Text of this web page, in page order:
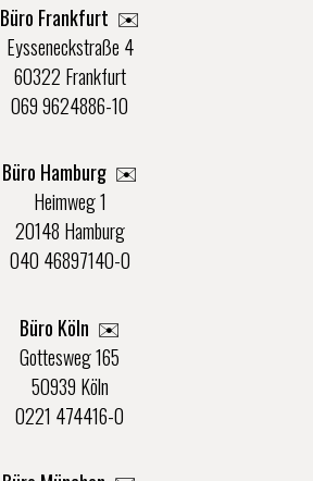
Büro Frankfurt ✉️
Eysseneckstraße 4
60322 Frankfurt
069 9624886-10
Büro Hamburg ✉️
Heimweg 1
20148 Hamburg
040 46897140-0
Büro Köln ✉️
Gottesweg 165
50939 Köln
0221 474416-0